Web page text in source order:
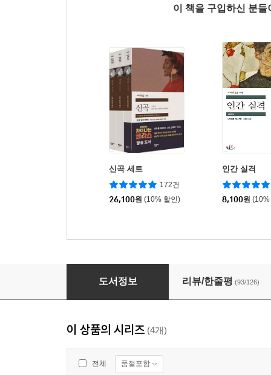
이 책을 구입하신 분
신곡 세트
172건
26,100원 (10% 할인)
인간 실격
8,100원 (10%
안나 카레니나 세트
도서정보 리뷰/한줄평 (93/126)
이 상품의 시리즈 (4개)
전체 품절포함